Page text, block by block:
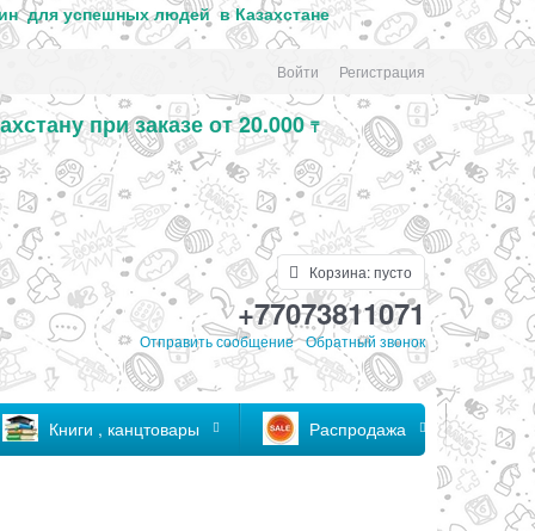
для успешных людей в Казахстане
Войти Регистрация
при заказе от 20.000₸
Корзина:пусто
+77073811071
Отправить сообщение Обратный звонок
Книги , канцтовары Распродажа